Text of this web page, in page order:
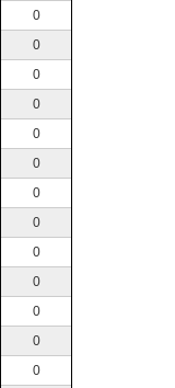
0
0
0
0
0
0
0
0
0
0
0
0
0